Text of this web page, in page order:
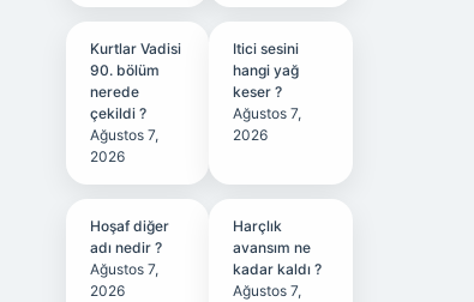
Kurtlar Vadisi
90. bölüm
nerede
çekildi ?
Ağustos 7,
2026
Itici sesini
hangi yağ
keser ?
Ağustos 7,
2026
Hoşaf diğer
adı nedir ?
Ağustos 7,
2026
Harçlık
avansım ne
kadar kaldı ?
Ağustos 7,